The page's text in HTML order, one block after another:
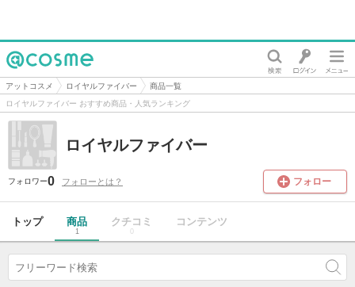
@cosme
アットコスメ ロイヤルファイバー
商品一覧
ロイヤルファイバー おすすめ商品・人気ランキング
ロイヤルファイバー
フォロワー0 フォローとは？ フォロー
トップ 商品
1
クチコミ
0
コンテンツ